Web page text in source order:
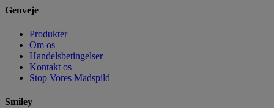
Genveje
Produkter
Om os
Handelsbetingelser
Kontakt os
Stop Vores Madspild
Smiley